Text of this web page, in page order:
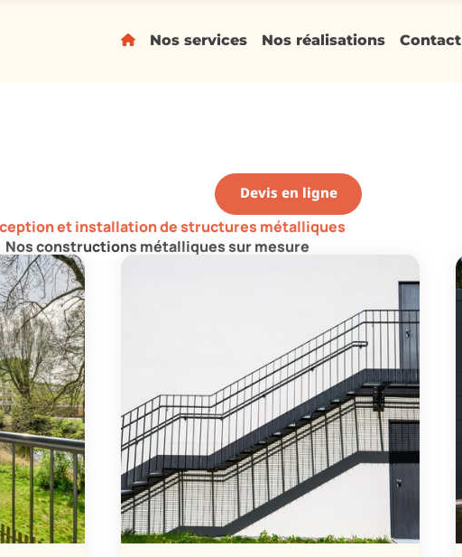
Nos services Nos réalisations Contact
Devis en ligne
Nos constructions métalliques sur mesure
et installation de structures métalliques